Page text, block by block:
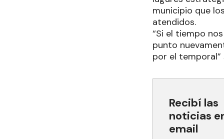
municipio que
atendidos.
“Si el tiempo
punto
por el
Recibí las
noticias
email